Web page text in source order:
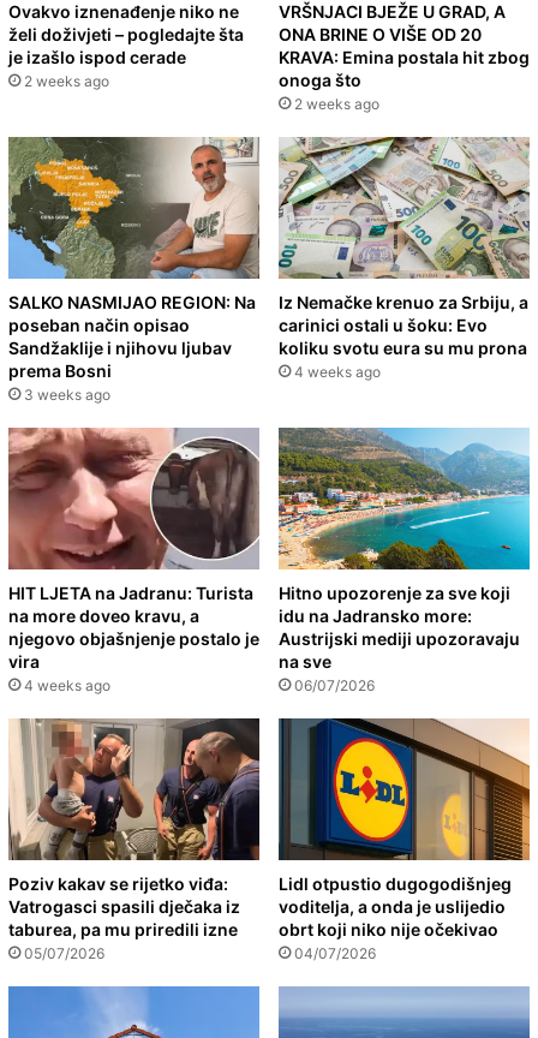
Ovakvo iznenađenje niko ne
želi doživjeti – pogledajte šta
je izašlo ispod cerade
2 weeks ago
VRŠNJACI BJEŽE U GRAD, A
ONA BRINE O VIŠE OD 20
KRAVA: Emina postala hit zbog
onoga što
2 weeks ago
SALKO NASMIJAO REGION: Na
poseban način opisao
Sandžaklije i njihovu ljubav
prema Bosni
3 weeks ago
Iz Nemačke krenuo za Srbiju, a
carinici ostali u šoku: Evo
koliku svotu eura su mu prona
4 weeks ago
HIT LJETA na Jadranu: Turista
na more doveo kravu, a
njegovo objašnjenje postalo je
vira
4 weeks ago
Hitno upozorenje za sve koji
idu na Jadransko more:
Austrijski mediji upozoravaju
na sve
06/07/2026
Poziv kakav se rijetko viđa:
Vatrogasci spasili dječaka iz
taburea, pa mu priredili izne
05/07/2026
Lidl otpustio dugogodišnjeg
voditelja, a onda je uslijedio
obrt koji niko nije očekivao
04/07/2026